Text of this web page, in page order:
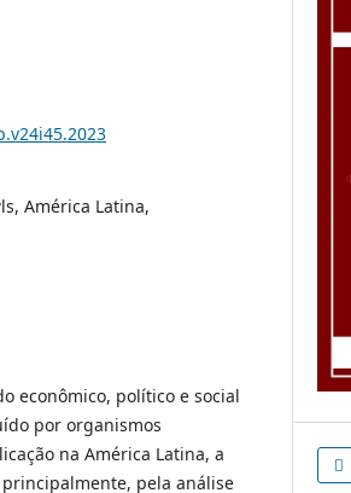
América Latina,
econômico, político e social
por organismos
na América Latina, a
pela análise